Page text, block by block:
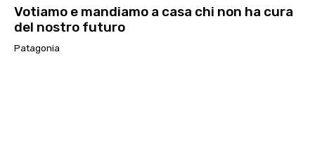
Votiamo e mandiamo a casa chi non ha cura
del nostro futuro
Patagonia